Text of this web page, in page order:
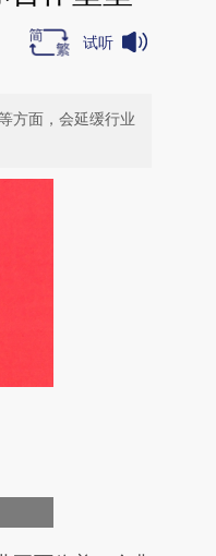
试听
方面，会延缓行业